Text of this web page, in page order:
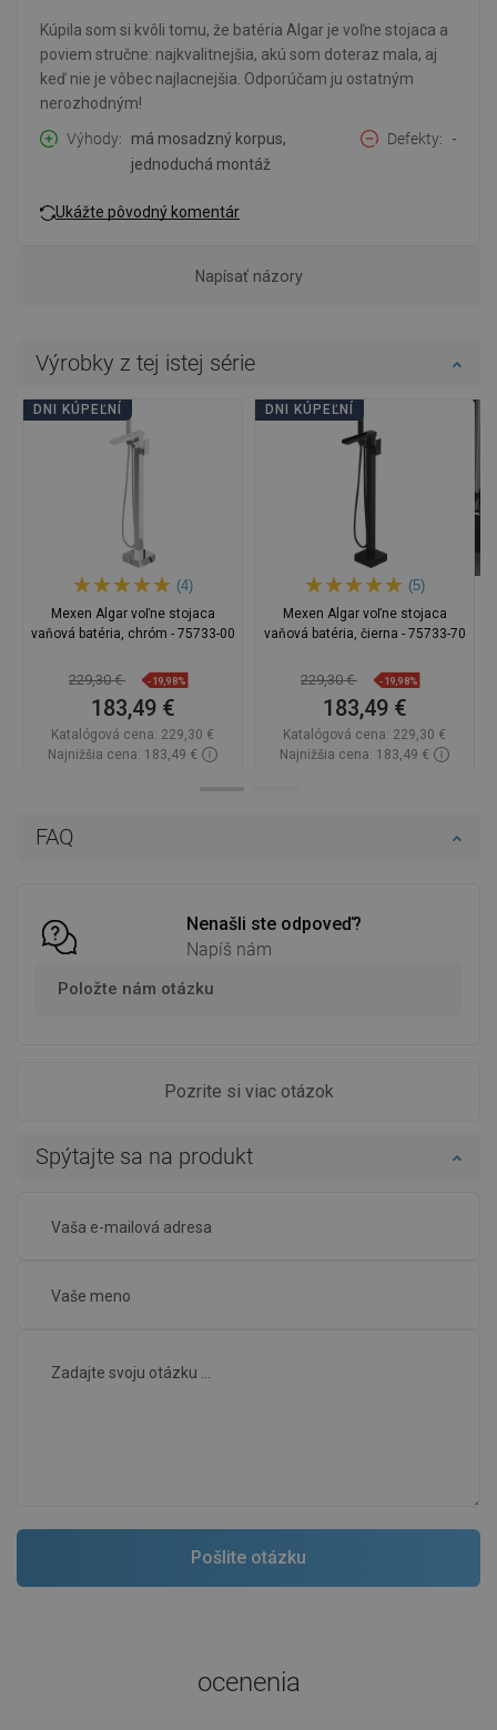
FAQ
Nenašli ste odpoveď?
Napíš nám
Položte nám otázku
Pozrite si viac otázok
Kúpila som si kvôli tomu, že batéria Algar je voľne stojaca a
poviem stručne: najkvalitnejšia, akú som doteraz mala, aj
keď nie je vôbec najlacnejšia. Odporúčam ju ostatným
nerozhodným!
Výhody
má mosadzný korpus,
jednoduchá montáž
Defekty -
Ukážte pôvodný komentár
Napísať názory
Spýtajte sa na produkt
Výrobky z tej istej série
DNI KÚPEĽNÍ
(4)
Mexen Algar voľne stojaca
vaňová batéria, chróm - 75733-00
229,30 € -19,98%
183,49 €
Katalógová cena: 229,30 €
Najnižšia cena: 183,49 €
DNI KÚPEĽNÍ
(5)
Mexen Algar voľne stojaca
vaňová batéria, čierna - 75733-70
229,30 € -19,98%
183,49 €
Katalógová cena: 229,30 €
Najnižšia cena: 183,49 €
ocenenia